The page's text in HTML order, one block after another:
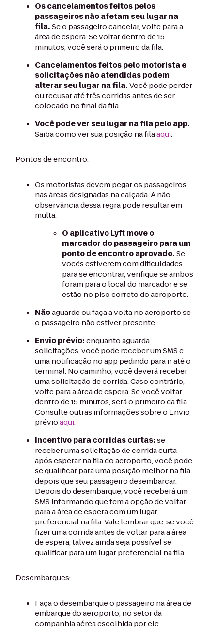
Os cancelamentos feitos pelos
passageiros não afetam seu lugar na
fila.Se o passageiro cancelar, volte para a
área de espera. Se voltar dentro de 15
minutos, você será o primeiro da fila.
Cancelamentos feitos pelo motorista e
solicitações não atendidas podem
alterar seu lugar na fila.Você pode perder
ou recusar até três corridas antes de ser
colocado no final da fila.
Você pode ver seu lugar na fila pelo app.
Saiba como ver sua posição na filaaqui.
Pontos de encontro:
Os motoristas devem pegar os passageiros
nas áreas designadas na calçada. A não
observância dessa regra pode resultar em
multa.
O aplicativo Lyft move o
marcador do passageiro para um
ponto de encontro aprovado.Se
vocês estiverem com dificuldades
para se encontrar, verifique se ambos
foram para o local do marcador e se
estão no piso correto do aeroporto.
Nãoaguarde ou faça a volta no aeroporto se
o passageiro não estiver presente.
Envio prévio:enquanto aguarda
solicitações, você pode receber um SMS e
uma notificação no app pedindo para ir até o
terminal. No caminho, você deverá receber
uma solicitação de corrida. Caso contrário,
volte para a área de espera. Se você voltar
dentro de 15 minutos, será o primeiro da fila.
Consulte outras informações sobre o Envio
prévioaqui.
Incentivo para corridas curtas:se
receber uma solicitação de corrida curta
após esperar na fila do aeroporto, você pode
se qualificar para uma posição melhor na fila
depois que seu passageiro desembarcar.
Depois do desembarque, você receberá um
SMS informando que tem a opção de voltar
para a área de espera com um lugar
preferencial na fila. Vale lembrar que, se você
fizer uma corrida antes de voltar para a área
de espera, talvez ainda seja possível se
qualificar para um lugar preferencial na fila.
Desembarques:
Faça o desembarque o passageiro na área de
embarque do aeroporto, no setor da
companhia aérea escolhida por ele.